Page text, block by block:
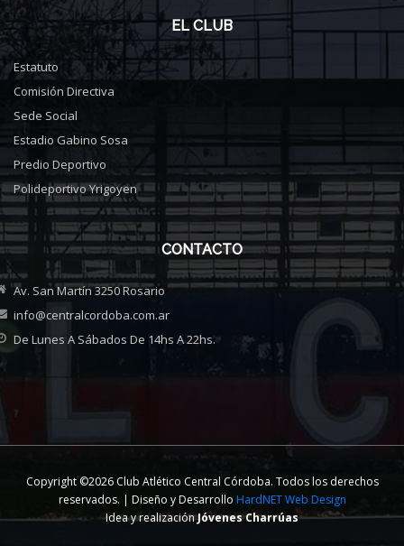
EL CLUB
Estatuto
Comisión Directiva
Sede Social
Estadio Gabino Sosa
Predio Deportivo
Polideportivo Yrigoyen
CONTACTO
Av. San Martín 3250 Rosario
info@centralcordoba.com.ar
De Lunes A Sábados De 14hs A 22hs.
Copyright ©2026 Club Atlético Central Córdoba. Todos los derechos
reservados. | Diseño y Desarrollo HardNET Web Design
Idea y realizaciónJóvenes Charrúas